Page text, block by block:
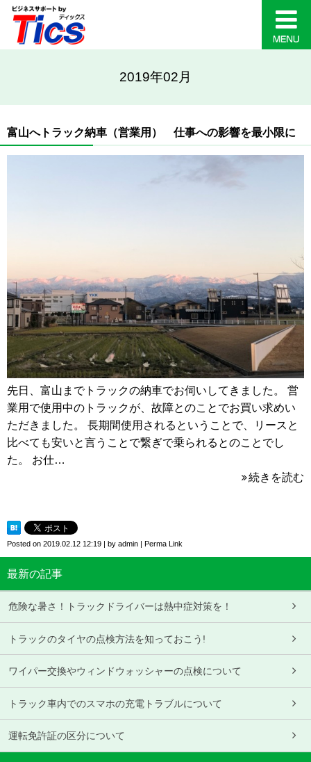
2019年02月
富山へトラック納車（営業用） 仕事への影響を最小限に
先日、富山までトラックの納車でお伺いしてきました。 営
業用で使用中のトラックが、故障とのことでお買い求めい
ただきました。 長期間使用されるということで、リースと
比べても安いと言うことで繋ぎで乗られるとのことでし
た。 お仕…
続きを読む
Posted on 2019.02.12 12:19 | by admin | Perma Link
最新の記事
危険な暑さ！トラックドライバーは熱中症対策を！
トラックのタイヤの点検方法を知っておこう!
ワイパー交換やウィンドウォッシャーの点検について
トラック車内でのスマホの充電トラブルについて
運転免許証の区分について